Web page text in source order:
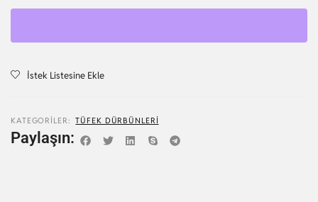
İstek Listesine Ekle
KATEGORILER: TÜFEK DÜRBÜNLERI
Paylaşın: